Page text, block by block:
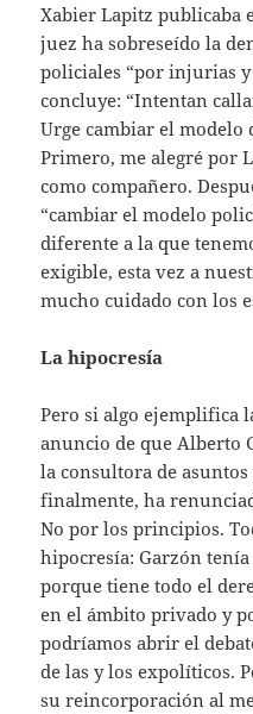
Xabier Lapitz publicaba
juez ha sobreseído la
policiales “por injurias
concluye: “Intentan
Urge cambiar el modelo
Primero, me alegré por
como compañero.
“cambiar el modelo
diferente a la que
exigible, esta vez a
mucho cuidado con los
La hipocresía
Pero si algo ejemplifica
anuncio de que Alberto
la consultora de asuntos
finalmente, ha
No por los principios.
hipocresía: Garzón
porque tiene todo el
en el ámbito privado y
podríamos abrir el
de las y los expolíticos.
su reincorporación al